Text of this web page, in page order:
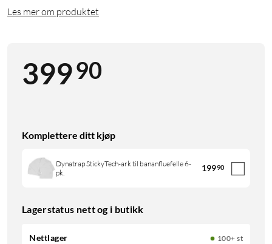
Les mer om produktet
39990
Komplettere ditt kjøp
Dynatrap StickyTech-ark til bananfluefelle 6-
pk.
19990
Lagerstatus nett og i butikk
Nettlager
100+ st